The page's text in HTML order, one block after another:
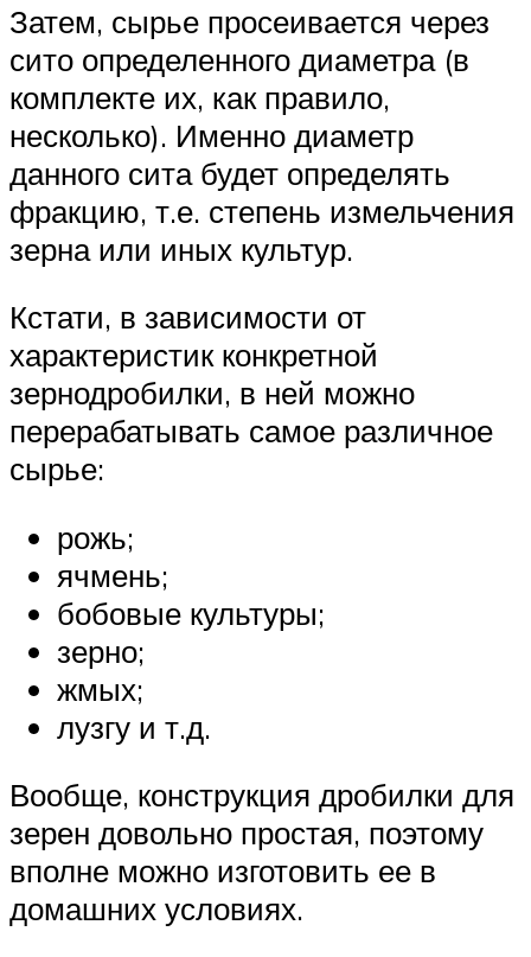
Затем, сырье просеивается через
сито определенного диаметра (в
комплекте их, как правило,
несколько). Именно диаметр
данного сита будет определять
фракцию, т.е. степень измельчения
зерна или иных культур.
Кстати, в зависимости от
характеристик конкретной
зернодробилки, в ней можно
перерабатывать самое различное
сырье:
рожь;
ячмень;
бобовые культуры;
зерно;
жмых;
лузгу и т.д.
Вообще, конструкция дробилки для
зерен довольно простая, поэтому
вполне можно изготовить ее в
домашних условиях.